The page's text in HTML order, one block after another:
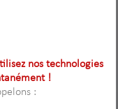
nos technologies
!
: